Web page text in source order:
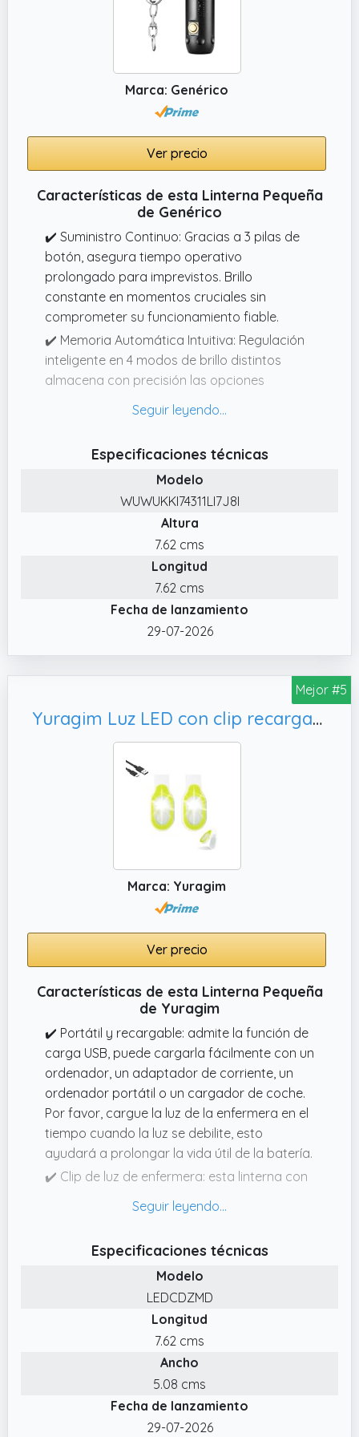
Marca: Genérico
Ver precio
Características de esta Linterna Pequeña
de Genérico
✔️ Suministro Continuo: Gracias a 3 pilas de
botón, asegura tiempo operativo
prolongado para imprevistos. Brillo
constante en momentos cruciales sin
comprometer su funcionamiento fiable.
✔️ Memoria Automática Intuitiva: Regulación
inteligente en 4 modos de brillo distintos
almacena con precisión las opciones
iluminación confiable según hábitos de
✔️ Sujeción Flexible: Caracterizado por un
diseño estructural resistente al agua, permite
fijación en múltiples ángulos sobre prendas o
pertenencias personales, ofreciendo una
usabilidad versátil en diversos entornos.
✔️ Calidad Duradera: Integra materiales de
excelente resistencia al desgaste y carcasa
protectora reforzada, ofreciendo resiliencia
continua manteniendo condiciones óptimas
mochilas, esta linterna portátil combina
comodidad y funcionalidad, ofreciendo
durante senderismo, acampada o uso diario
sin agregar volumen.
Especificaciones técnicas
Modelo
WUWUKKI74311LI7J8I
Altura
7.62 cms
Longitud
7.62 cms
Fecha de lanzamiento
29-07-2026
Mejor #5
Yuragim Luz LED con clip recargable por USB, accesorios de cuidado para enfermeras nocturnas
Marca: Yuragim
Ver precio
Características de esta Linterna Pequeña
de Yuragim
✔️ Portátil y recargable: admite la función de
carga USB, puede cargarla fácilmente con un
ordenador, un adaptador de corriente, un
ordenador portátil o un cargador de coche.
Por favor, cargue la luz de la enfermera en el
tiempo cuando la luz se debilite, esto
ayudará a prolongar la vida útil de la batería.
✔️ Clip de luz de enfermera: esta linterna con
el imán es lo suficientemente fuerte como
por lo que puede pegarla de forma segura a
una superficie de metal o fijar los extremos a
✔️ Multiusos: esta lámpara es portátil y
recargable, por lo que puedes llevarla a
cualquier lugar. La linterna llevó las
aplicaciones son infinitas, es pequeño,
portátil y conveniente para la camisa,
pantalones, gorro, mochila, collar de perro,
Especificaciones técnicas
Modelo
LEDCDZMD
Longitud
7.62 cms
Ancho
5.08 cms
Fecha de lanzamiento
29-07-2026